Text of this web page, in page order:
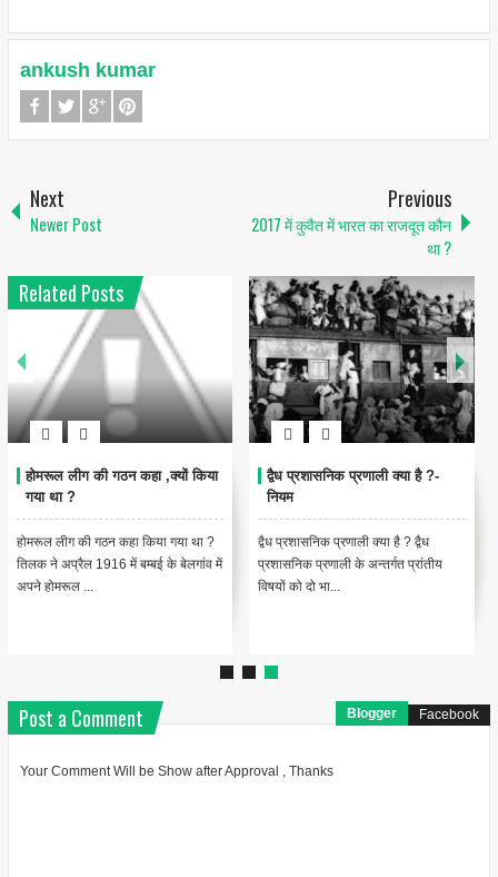
ankush kumar
Next
Newer Post
Previous
2017 में कुवैत में भारत का राजदूत कौन
था ?
Related Posts
29 दिसंबर का इतिहास – भारत और
विश्व की प्रमुख घटनाएँ
Updated on: 15 August 2025 📚
Index – इस पोस्ट में आप क्या सीखेंगे
Lesson 1: 29 दिसंब...
भारतीय डाक: डाकघर का इतिहास
और विकास | India Post History
भारतीय डाक: डाकघर का इतिहास और
विकास | India Post History Updated
on: 16 Augus...
Post a Comment Blogger Facebook
Your Comment Will be Show after Approval , Thanks